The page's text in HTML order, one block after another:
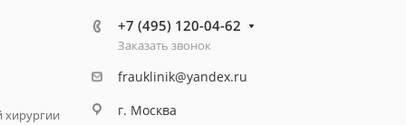
хирургии
+7 (495) 120-04-62
Заказать звонок
frauklinik@yandex.ru
г. Москва